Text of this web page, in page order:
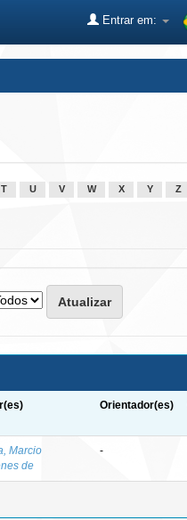
Entrar em:
T U V W X Y Z
Orientador(es)
Marcio
de
-